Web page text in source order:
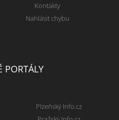
Kontakty
Nahlásit chybu
PORTÁLY
Plzeňský Info.cz